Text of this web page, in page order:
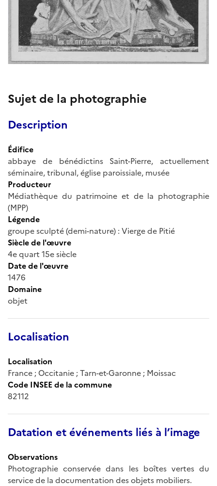
Sujet de la photographie
Description
Édifice
abbaye de bénédictins Saint-Pierre, actuellement
séminaire, tribunal, église paroissiale, musée
Producteur
Médiathèque du patrimoine et de la photographie
(MPP)
Légende
groupe sculpté (demi-nature) : Vierge de Pitié
Siècle de l'œuvre
4e quart 15e siècle
Date de l'œuvre
1476
Domaine
objet
Localisation
Localisation
France ; Occitanie ; Tarn-et-Garonne ; Moissac
Code INSEE de la commune
82112
Datation et événements liés à l’image
Observations
Photographie conservée dans les boîtes vertes du
service de la documentation des objets mobiliers.